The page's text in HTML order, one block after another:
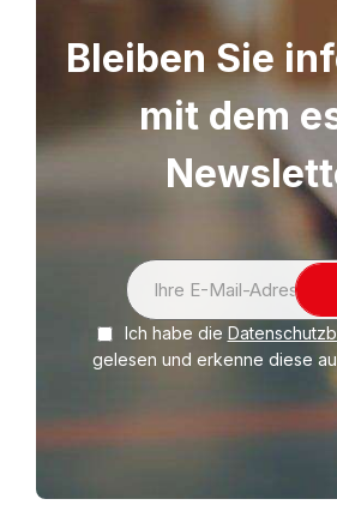
Bleiben Sie
mit dem
o
Ich habe die
gelesen und erkenne diese